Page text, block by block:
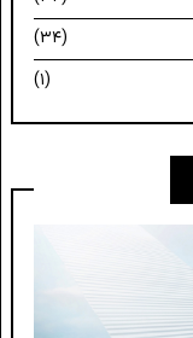
(۳۴)
(۱)